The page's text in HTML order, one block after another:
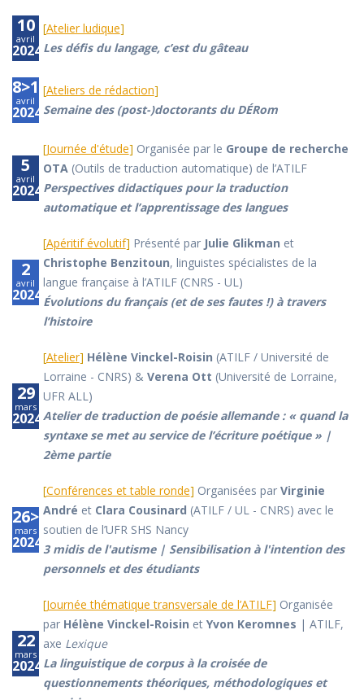
10
avril
2024
[Atelier ludique]
Les défis du langage, c’est du gâteau
8>12
avril
2024
[Ateliers de rédaction]
Semaine des (post-)doctorants du DÉRom
5
avril
2024
[Journée d'étude] Organisée par le Groupe de recherche
OTA(Outils de traduction automatique) de l’ATILF
Perspectives didactiques pour la traduction
automatique et l’apprentissage des langues
2
avril
2024
[Apéritif évolutif] Présenté par Julie Glikman et
Christophe Benzitoun, linguistes spécialistes de la
langue française à l’ATILF (CNRS - UL)
Évolutions du français (et de ses fautes !) à travers
l’histoire
29
mars
2024
[Atelier] Hélène Vinckel-Roisin (ATILF / Université de
Lorraine - CNRS) & Verena Ott (Université de Lorraine,
UFR ALL)
Atelier de traduction de poésie allemande : « quand la
syntaxe se met au service de l’écriture poétique » |
2ème partie
26>28
mars
2024
[Conférences et table ronde] Organisées par Virginie
André et Clara Cousinard (ATILF / UL - CNRS) avec le
soutien de l’UFR SHS Nancy
3 midis de l'autisme | Sensibilisation à l'intention des
personnels et des étudiants
22
mars
2024
[Journée thématique transversale de l’ATILF] Organisée
par Hélène Vinckel-Roisin et Yvon Keromnes | ATILF,
axe Lexique
La linguistique de corpus à la croisée de
questionnements théoriques, méthodologiques et